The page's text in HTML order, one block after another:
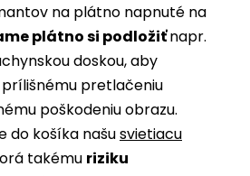
na plátno napnuté na
plátno si podložiťnapr.
doskou, aby
pretlačeniu
poškodeniu obrazu.
do košíka našusvietiacu
takému riziku